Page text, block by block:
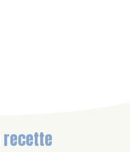
recette